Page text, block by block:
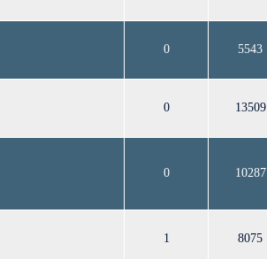
0 5543
0 13509
0 10287
1 8075